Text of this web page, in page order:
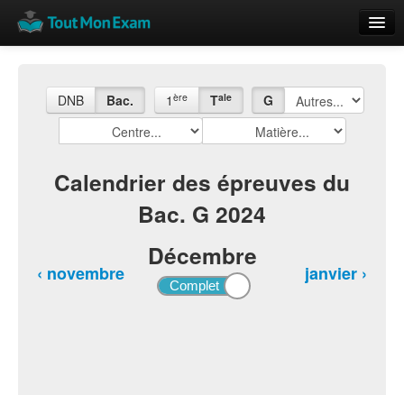
Vue globale
Rajouter
DNB Bac. 1 ère Tale G
Calendrier des épreuves du
Bac. G 2024
Décembre
‹ novembre janvier ›